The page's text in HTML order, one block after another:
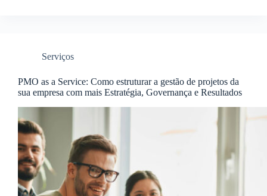
Serviços
PMO as a Service: Como estruturar a gestão de projetos da
sua empresa com mais Estratégia, Governança e Resultados